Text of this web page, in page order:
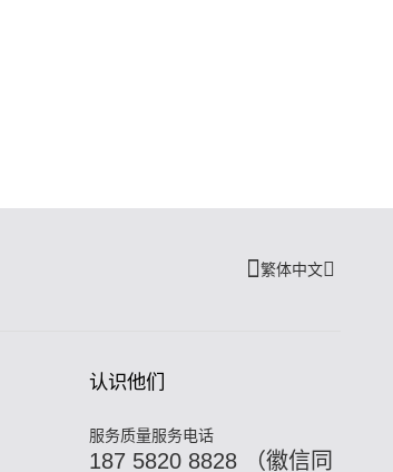
繁体中文
认识他们
服务质量服务电话
187 5820 8828 （徽信同